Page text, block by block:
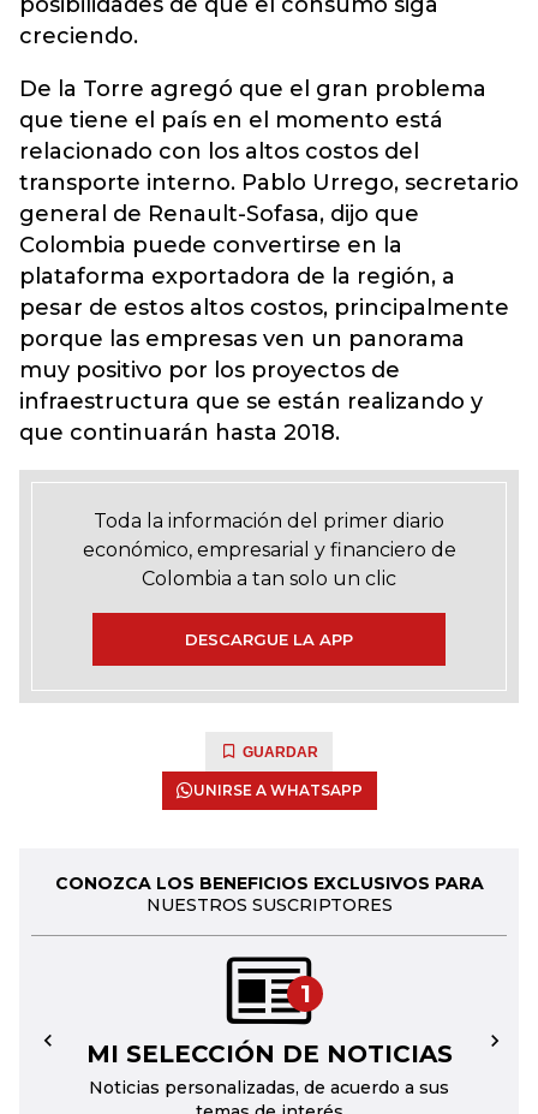
creciendo.
De la Torre agregó que el gran problema
que tiene el país en el momento está
relacionado con los altos costos del
transporte interno. Pablo Urrego, secretario
general de Renault-Sofasa, dijo que
Colombia puede convertirse en la
plataforma exportadora de la región, a
pesar de estos altos costos, principalmente
porque las empresas ven un panorama
muy positivo por los proyectos de
infraestructura que se están realizando y
que continuarán hasta 2018.
Toda la información del primer diario
económico, empresarial y financiero de
Colombia a tan solo un clic
DESCARGUE LA APP
GUARDAR
UNIRSE A WHATSAPP
CONOZCA LOS BENEFICIOS EXCLUSIVOS PARA
NUESTROS SUSCRIPTORES
1
MI SELECCIÓN DE NOTICIAS
Noticias personalizadas, de acuerdo a sus
← →